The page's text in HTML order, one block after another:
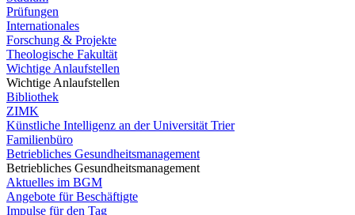
Prüfungen
Internationales
Forschung & Projekte
Theologische Fakultät
Wichtige Anlaufstellen
Wichtige Anlaufstellen
Bibliothek
ZIMK
Künstliche Intelligenz an der Universität Trier
Familienbüro
Betriebliches Gesundheitsmanagement
Betriebliches Gesundheitsmanagement
Aktuelles im BGM
Angebote für Beschäftigte
Impulse für den Tag